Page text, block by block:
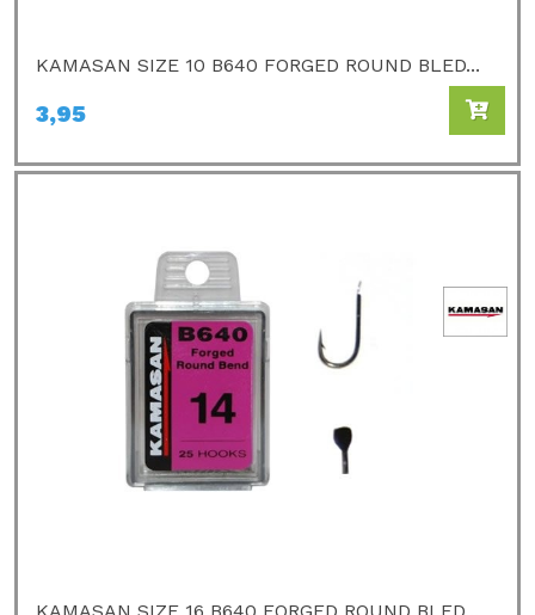
KAMASAN SIZE 10 B640 FORGED ROUND BLED...
3,95